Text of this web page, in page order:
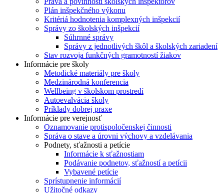
Plán inšpekčného výkonu
Kritériá hodnotenia komplexných inšpekcií
Správy zo školských inšpekcií
Súhrnné správy
Správy z jednotlivých škôl a školských zariadení
Stav rozvoja funkčných gramotností žiakov
Informácie pre školy
Metodické materiály pre školy
Medzinárodná konferencia
Wellbeing v školskom prostredí
Autoevalvácia školy
Príklady dobrej praxe
Informácie pre verejnosť
Oznamovanie protispoločenskej činnosti
Správa o stave a úrovni výchovy a vzdelávania
Podnety, sťažnosti a petície
Informácie k sťažnostiam
Podávanie podnetov, sťažností a petícii
Vybavené petície
Sprístupnenie informácií
Užitočné odkazy